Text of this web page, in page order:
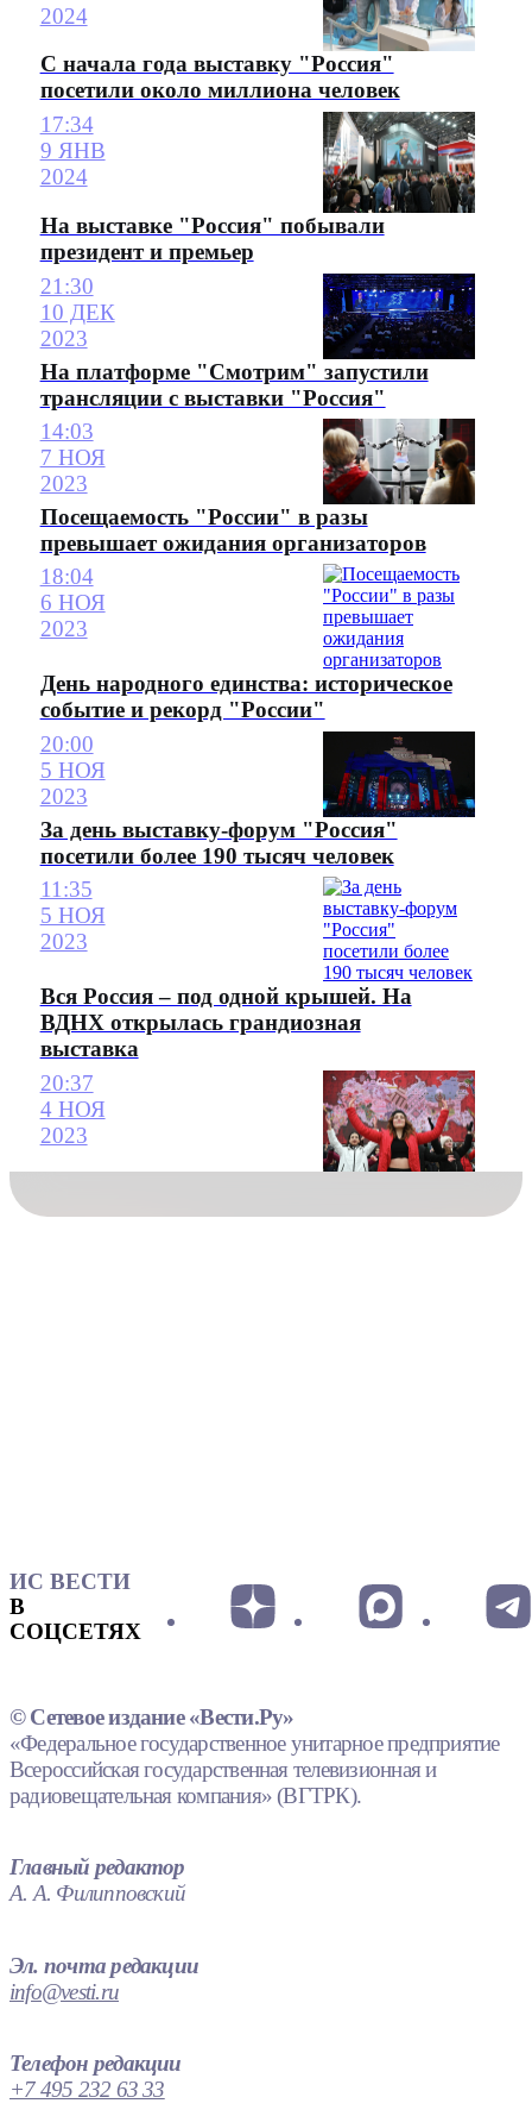
2024
С начала года выставку "Россия"
посетили около миллиона человек
17:34
9 ЯНВ
2024
На выставке "Россия" побывали
президент и премьер
21:30
10 ДЕК
2023
На платформе "Смотрим" запустили
трансляции с выставки "Россия"
14:03
7 НОЯ
2023
Посещаемость "России" в разы
превышает ожидания организаторов
18:04
6 НОЯ
2023
День народного единства: историческое
событие и рекорд "России"
20:00
5 НОЯ
2023
За день выставку-форум "Россия"
посетили более 190 тысяч человек
11:35
5 НОЯ
2023
Вся Россия – под одной крышей. На
ВДНХ открылась грандиозная
выставка
20:37
4 НОЯ
2023
ИС ВЕСТИ
В
СОЦСЕТЯХ
© Сетевое издание «Вести.Ру»
«Федеральное государственное унитарное предприятие
Всероссийская государственная телевизионная и
радиовещательная компания» (ВГТРК).
Главный редактор
А. А. Филипповский
Эл. почта редакции
info@vesti.ru
Телефон редакции
+7 495 232 63 33